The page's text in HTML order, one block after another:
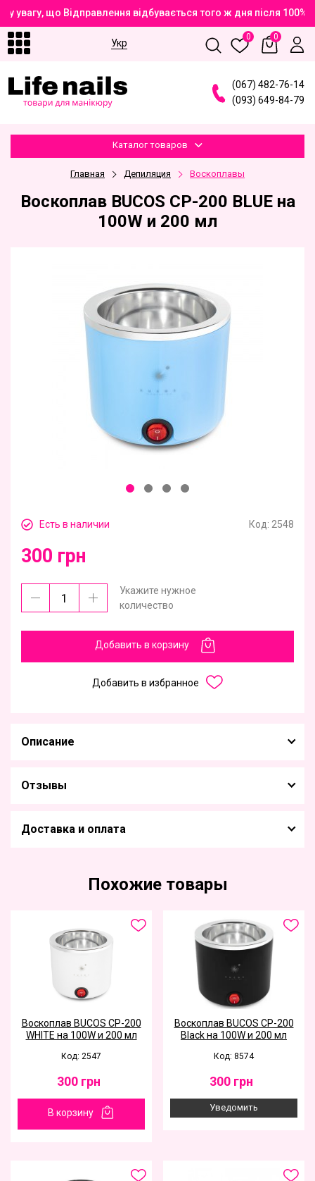
увагу, що Відправлення відбувається того ж дня після
Укр
0 0
(067) 482-76-14
(093) 649-84-79
Каталог товаров
Главная Депиляция Воскоплавы
Воскоплав BUCOS CP-200 BLUE на
100W и 200 мл
Есть в наличии Код: 2548
300 грн
Укажите нужное
количество
Добавить в корзину
Добавить в избранное
Описание
Отзывы
Доставка и оплата
Похожие товары
Воскоплав BUCOS CP-200
WHITE на 100W и 200 мл
Код: 2547
300 грн
В корзину
Воскоплав BUCOS CP-200
Black на 100W и 200 мл
Код: 8574
300 грн
Уведомить